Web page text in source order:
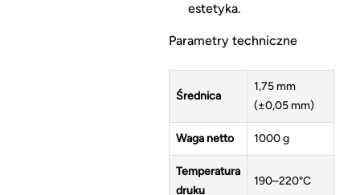
estetyka.
Parametry techniczne
Średnica
1,75 mm
(±0,05 mm)
Waga netto 1000 g
Temperatura
druku
190–220°C